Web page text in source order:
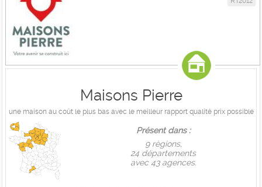
Maisons Pierre
une maison au coût le plus bas avec le meilleur rapport qualité prix possible
Présent dans :
9 règions,
24 départements
avec 43 agences.